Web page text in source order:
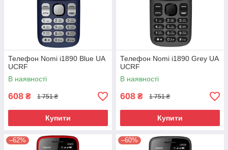
Телефон Nomi i1890 Blue UA
UCRF
В наявності
608 ₴ 1 751 ₴
Купити
Телефон Nomi i1890 Grey UA
UCRF
В наявності
608 ₴ 1 751 ₴
Купити
–62% –60%